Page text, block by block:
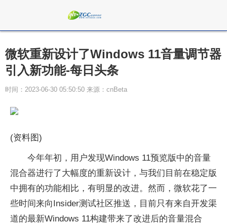
微软重新设计了Windows 11音量调节器
引入新功能-每日头条
时间：2023-06-30 05:50:50 来源：cnBeta
(资料图)
今年年初，用户发现Windows 11预览版中的音量
混合器进行了大幅度的重新设计，与我们目前在稳定版
中拥有的功能相比，有明显的改进。然而，微软花了一
些时间来向Insider测试社区推送，目前只有来自开发渠
道的最新Windows 11构建带来了改进后的音量混合